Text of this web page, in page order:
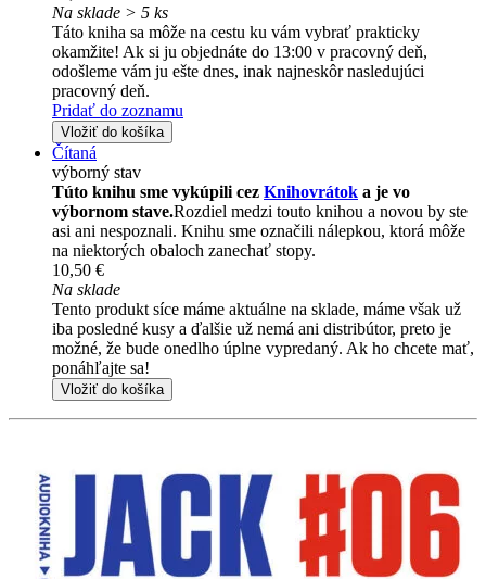
Na sklade > 5 ks
Táto kniha sa môže na cestu ku vám vybrať prakticky
okamžite! Ak si ju objednáte do 13:00 v pracovný deň,
odošleme vám ju ešte dnes, inak najneskôr nasledujúci
pracovný deň.
Pridať do zoznamu
Vložiť do košíka
Čítaná
výborný stav
Túto knihu sme vykúpili cez Knihovrátok a je vo
výbornom stave.Rozdiel medzi touto knihou a novou by ste
asi ani nespoznali. Knihu sme označili nálepkou, ktorá môže
na niektorých obaloch zanechať stopy.
10,50 €
Na sklade
Tento produkt síce máme aktuálne na sklade, máme však už
iba posledné kusy a ďalšie už nemá ani distribútor, preto je
možné, že bude onedlho úplne vypredaný. Ak ho chcete mať,
ponáhľajte sa!
Vložiť do košíka